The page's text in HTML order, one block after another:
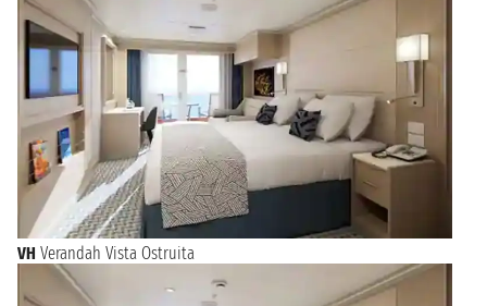
VH Verandah Vista Ostruita